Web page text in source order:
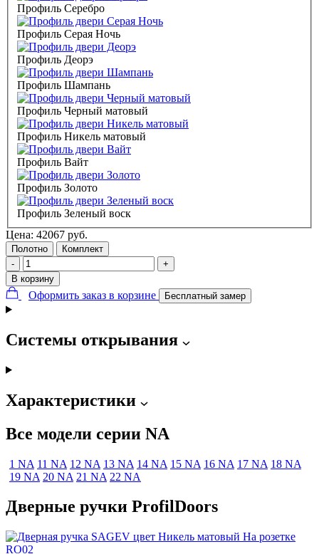
Профиль Серебро
Профиль Серая Ночь
Профиль Деорэ
Профиль Шампань
Профиль Черный матовый
Профиль Никель матовый
Профиль Вайт
Профиль Золото
Профиль Зеленый воск
Цена: 42067 руб.
Полотно
Комплект
-
+
В корзину
Оформить заказ в корзине Бесплатный замер
Системы открывания
Характеристики
Все модели серии NA
1 NA 11 NA 12 NA 13 NA 14 NA 15 NA 16 NA 17 NA 18 NA
19 NA 20 NA 21 NA 22 NA
Дверные ручки ProfilDoors